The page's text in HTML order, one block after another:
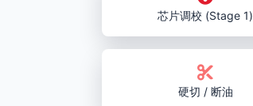
芯片调校 (Stage 1)
硬切 / 断油